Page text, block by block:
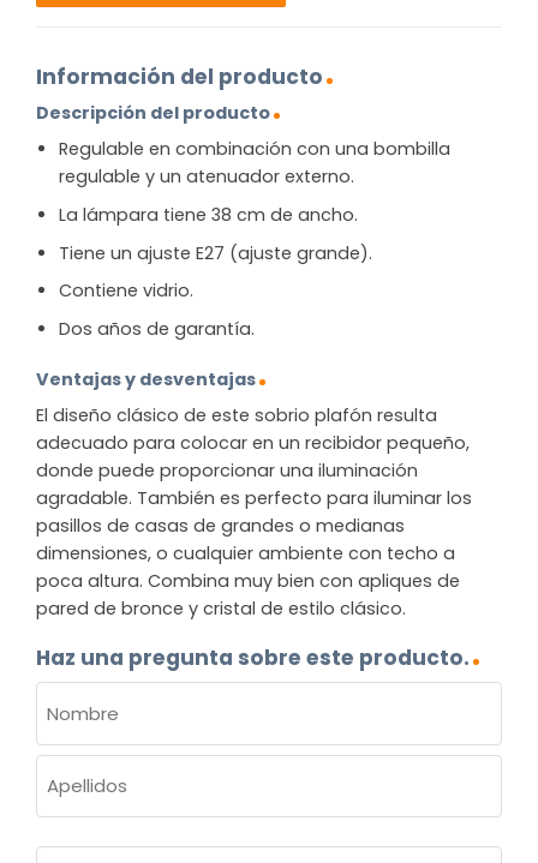
Información del producto
Descripción del producto
Regulable en combinación con una bombilla
regulable y un atenuador externo.
La lámpara tiene 38 cm de ancho.
Tiene un ajuste E27 (ajuste grande).
Contiene vidrio.
Dos años de garantía.
Ventajas y desventajas
El diseño clásico de este sobrio plafón resulta
adecuado para colocar en un recibidor pequeño,
donde puede proporcionar una iluminación
agradable. También es perfecto para iluminar los
pasillos de casas de grandes o medianas
dimensiones, o cualquier ambiente con techo a
poca altura. Combina muy bien con apliques de
pared de bronce y cristal de estilo clásico.
Haz una pregunta sobre este producto.
(OBLIGATORIO)
Nombre